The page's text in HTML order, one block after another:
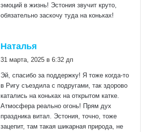
эмоций в жизнь! Эстония звучит круто,
обязательно заскочу туда на коньках!
Наталья
31 марта, 2025 в 6:32 дп
Эй, спасибо за поддержку! Я тоже когда-то
в Ригу съездила с подругами, так здорово
катались на коньках на открытом катке.
Атмосфера реально огонь! Прям дух
праздника витал. Эстония, точно, тоже
зацепит, там такая шикарная природа, не